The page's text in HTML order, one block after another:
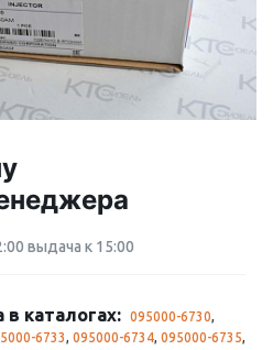
выдача к 15:00
каталогах: 095000-6730,
6733, 095000-6734, 095000-6735,